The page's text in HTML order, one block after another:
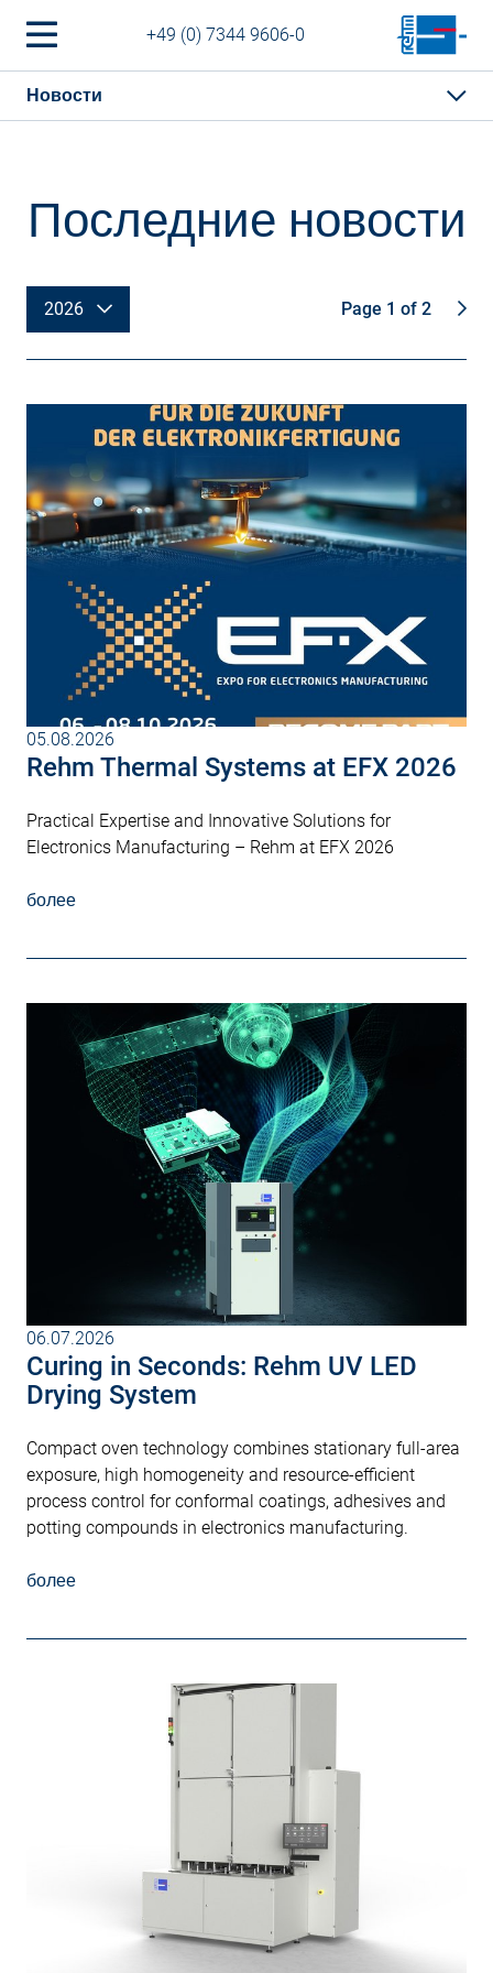
+49 (0) 7344 9606-0
Новости
Последние новости
2026 Page 1 of 2
05.08.2026
Rehm Thermal Systems at EFX 2026
Practical Expertise and Innovative Solutions for
Electronics Manufacturing – Rehm at EFX 2026
более
06.07.2026
Curing in Seconds: Rehm UV LED
Drying System
Compact oven technology combines stationary full-area
exposure, high homogeneity and resource-efficient
process control for conformal coatings, adhesives and
potting compounds in electronics manufacturing.
более